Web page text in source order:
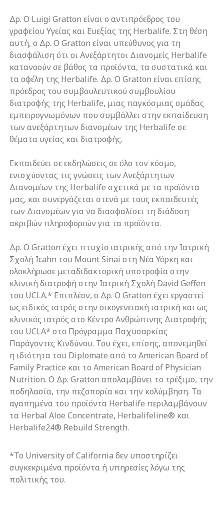
Δρ. Ο Luigi Gratton είναι ο αντιπρόεδρος του
γραφείου Υγείας και Ευεξίας της Herbalife. Στη θέση
αυτή, ο Δρ. Ο Gratton είναι υπεύθυνος για τη
διασφάλιση ότι οι Ανεξάρτητοι Διανομείς Herbalife
κατανοούν σε βάθος τα προϊόντα, τα συστατικά και
τα οφέλη της Herbalife. Δρ. Ο Gratton είναι επίσης
πρόεδρος του συμβουλευτικού συμβουλίου
διατροφής της Herbalife, μιας παγκόσμιας ομάδας
εμπειρογνωμόνων που συμβάλλει στην εκπαίδευση
των ανεξάρτητων διανομέων της Herbalife σε
θέματα υγείας και διατροφής.
Εκπαιδεύει σε εκδηλώσεις σε όλο τον κόσμο,
ενισχύοντας τις γνώσεις των Ανεξάρτητων
Διανομέων της Herbalife σχετικά με τα προϊόντα
μας, και συνεργάζεται στενά με τους εκπαιδευτές
των Διανομέων για να διασφαλίσει τη διάδοση
ακριβών πληροφοριών για τα προϊόντα.
Δρ. Ο Gratton έχει πτυχίο ιατρικής από την Ιατρική
Σχολή Icahn του Mount Sinai στη Νέα Υόρκη και
ολοκλήρωσε μεταδιδακτορική υποτροφία στην
κλινική διατροφή στην Ιατρική Σχολή David Geffen
του UCLA.* Επιπλέον, ο Δρ. Ο Gratton έχει εργαστεί
ως ειδικός ιατρός στην οικογενειακή ιατρική και ως
κλινικός ιατρός στο Κέντρο Ανθρώπινης Διατροφής
του UCLA* στο Πρόγραμμα Παχυσαρκίας
Παράγοντες Κινδύνου. Του έχει, επίσης, απονεμηθεί
η ιδιότητα του Diplomate από το American Board of
Family Practice και το American Board of Physician
Nutrition. Ο Δρ. Gratton απολαμβάνει το τρέξιμο, την
ποδηλασία, την πεζοπορία και την κολύμβηση. Τα
αγαπημένα του προϊόντα Herbalife περιλαμβάνουν
τα Herbal Aloe Concentrate, Herbalifeline® και
Herbalife24® Rebuild Strength.
*Το University of California δεν υποστηρίζει
συγκεκριμένα προϊόντα ή υπηρεσίες λόγω της
πολιτικής του.